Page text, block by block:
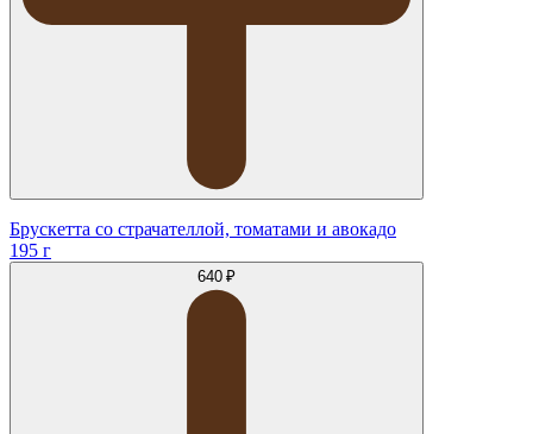
Брускетта со страчателлой, томатами и авокадо
195 г
640 ₽